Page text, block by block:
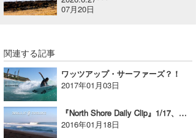
07月20日
関連する記事
ワッツアップ・サーファーズ？！
2017年01月03日
『North Shore Daily Clip』1/17、パイプセッション。
2016年01月18日
KY
mitz
OYZ
S.K